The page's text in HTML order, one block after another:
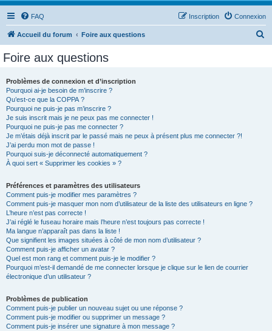
FAQ Connexion
Inscription
Accueil du forum Foire aux questions
Foire aux questions
Problèmes de connexion et d’inscription
Pourquoi ai-je besoin de m’inscrire ?
Qu’est-ce que la COPPA ?
Pourquoi ne puis-je pas m’inscrire ?
Je suis inscrit mais je ne peux pas me connecter !
Pourquoi ne puis-je pas me connecter ?
Je m’étais déjà inscrit par le passé mais ne peux à présent plus me connecter ?!
J’ai perdu mon mot de passe !
Pourquoi suis-je déconnecté automatiquement ?
À quoi sert « Supprimer les cookies » ?
Préférences et paramètres des utilisateurs
Comment puis-je modifier mes paramètres ?
Comment puis-je masquer mon nom d’utilisateur de la liste des utilisateurs en ligne ?
L’heure n’est pas correcte !
J’ai réglé le fuseau horaire mais l’heure n’est toujours pas correcte !
Ma langue n’apparaît pas dans la liste !
Que signifient les images situées à côté de mon nom d’utilisateur ?
Comment puis-je afficher un avatar ?
Quel est mon rang et comment puis-je le modifier ?
Pourquoi m’est-il demandé de me connecter lorsque je clique sur le lien de courrier
électronique d’un utilisateur ?
Problèmes de publication
Comment puis-je publier un nouveau sujet ou une réponse ?
Comment puis-je modifier ou supprimer un message ?
Comment puis-je insérer une signature à mon message ?